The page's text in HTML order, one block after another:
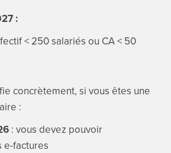
:
< 250 salariés ou CA < 50
concrètement, si vous êtes une
:
: vous devez pouvoir
e-factures